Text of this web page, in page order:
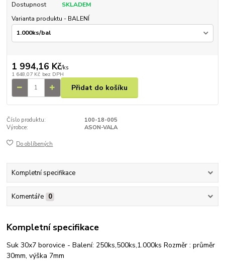
Dostupnost
SKLADEM
Varianta produktu - BALENÍ
1 994,16 Kč/ks
1 648,07 Kč bez DPH
Přidat do košíku
Číslo produktu:
100-18-005
Výrobce:
ASON-VALA
Do oblíbených
Kompletní specifikace
Komentáře 0
Kompletní specifikace
Suk 30x7 borovice - Balení: 250ks,500ks,1.000ks Rozměr : průměr
30mm, výška 7mm